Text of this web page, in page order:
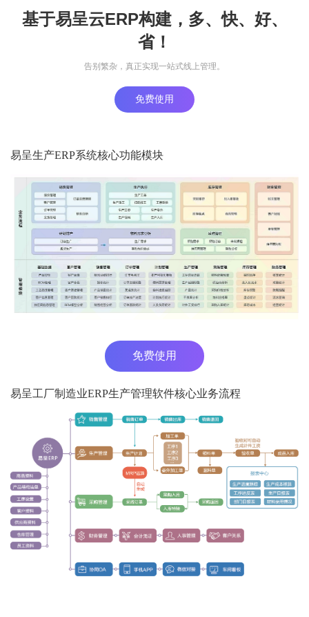
基于易呈云ERP构建，多、快、好、
省！
告别繁杂，真正实现一站式线上管理。
免费使用
易呈生产ERP系统核心功能模块
免费使用
易呈工厂制造业ERP生产管理软件核心业务流程